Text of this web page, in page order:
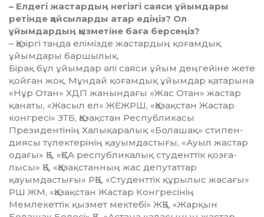
– Елдегі жастардың негізгі сая­си ұйымдары
ретінде қайсыларды атар едіңіз? Ол
ұйымдардың қыз­метіне баға берсеңіз?
– Қазіргі таңда елімізде жас­тар­дың қоғамдық
ұйымдары бар­шы­лық.
Бірақ бұл ұйымдар әлі саяси ұйым деңгейіне жете
қойған жоқ. Мұн­дай қоғамдық ұйымдар қата­ры­на
«Нұр Отан» ХДП жанындағы «Жас Отан» жастар
қанаты, «Жа­сыл ел» ЖЕЖРШ, «Қазақстан Жас­тар
конгресі» ЗТБ, Қазақстан Рес­публикасы
Президентінің Ха­лы­қаралық «Болашақ» стипен­
дия­сы түлектерінің қауымдастығы, «Ауыл жастар
одағы» ҚБ, «ҚСА республикалық студенттік қоз­ға­
лысы» ҚБ, «Қазақстанның жас де­путаттар
қауымдастығы» РҚБ, «Студенттік құрылыс жасағы»
РШ ЖМ, «Қазақстан Жастар Конг­ре­сінің
Мемлекеттік қызмет мектебі» ЖҚБ, «Жарқын